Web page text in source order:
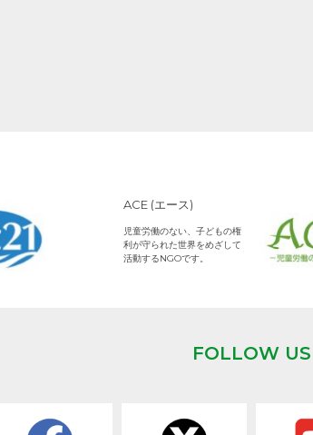
ACE (エース)
児童労働のない、子どもの権
利が守られた世界をめざして
活動するNGOです。
FOLLOW US